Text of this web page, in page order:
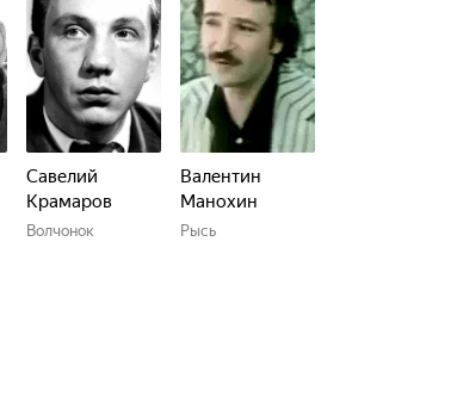
Савелий
Крамаров
Волчонок
Валентин
Манохин
Рысь